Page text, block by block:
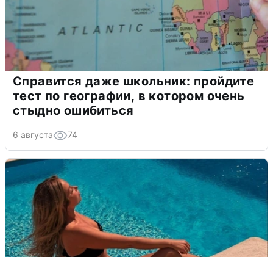
Справится даже школьник: пройдите
тест по географии, в котором очень
стыдно ошибиться
6 августа 74